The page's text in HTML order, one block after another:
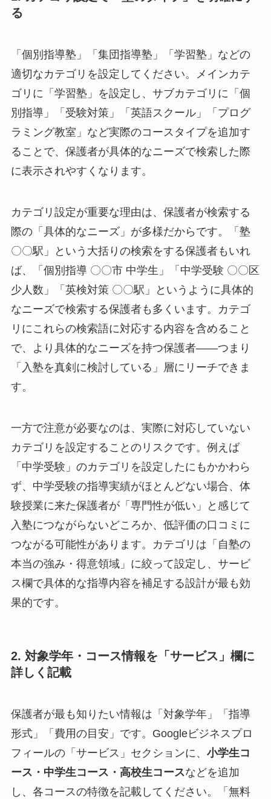
る
「個別指導塾」「集団指導塾」「学習塾」などの
適切なカテゴリを設定してください。メインカテ
ゴリに「学習塾」を設定し、サブカテゴリに「個
別指導」「受験対策」「英語スクール」「プログ
ラミング教室」など実際のコースタイプを追加す
ることで、保護者が具体的なニーズで検索した際
に表示されやすくなります。
カテゴリ設定が重要な理由は、保護者が検索する
際の「具体的なニーズ」が多様だからです。「塾
〇〇駅」という大括りの検索をする保護者もいれ
ば、「個別指導 〇〇市 中学生」「中学受験 〇〇区
少人数」「英検対策 〇〇駅」というように具体的
なニーズで検索する保護者も多くいます。カテゴ
リにこれらの検索語に対応する内容を含めること
で、より具体的なニーズを持つ保護者——つまり
「入塾を真剣に検討している」層にリーチできま
す。
一方で注意が必要なのは、実際に対応していない
カテゴリを設定することのリスクです。例えば
「中学受験」のカテゴリを設定したにもかかわら
ず、中学受験の指導実績がほとんどない場合、体
験授業に来た保護者が「専門性が低い」と感じて
入塾につながらないどころか、低評価の口コミに
つながる可能性があります。カテゴリは「自塾の
本当の強み・得意領域」に絞って設定し、サービ
ス欄で具体的な指導内容を補足する設計が最も効
果的です。
2. 対象学年・コース情報を「サービス」欄に
詳しく記載
保護者が最も知りたい情報は「対象学年」「指導
形式」「費用の目安」です。Googleビジネスプロ
フィールの「サービス」セクションに、 小学生コ
ース・中学生コース・高校生コースなどを追加
し、各コースの特徴を記載してください。「無料